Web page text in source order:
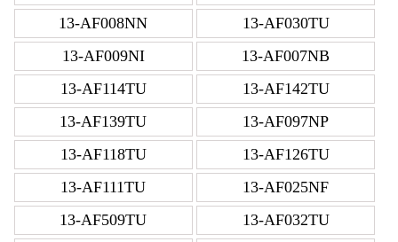
13-AF008NN
13-AF030TU
13-AF009NI
13-AF007NB
13-AF114TU
13-AF142TU
13-AF139TU
13-AF097NP
13-AF118TU
13-AF126TU
13-AF111TU
13-AF025NF
13-AF509TU
13-AF032TU